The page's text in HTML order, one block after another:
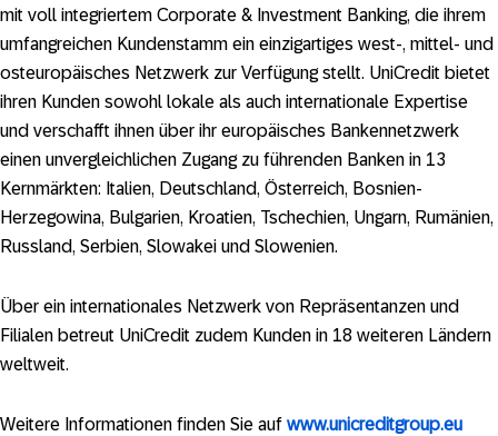
mit voll integriertem Corporate & Investment Banking, die ihrem
umfangreichen Kundenstamm ein einzigartiges west-, mittel- und
osteuropäisches Netzwerk zur Verfügung stellt. UniCredit bietet
ihren Kunden sowohl lokale als auch internationale Expertise
und verschafft ihnen über ihr europäisches Bankennetzwerk
einen unvergleichlichen Zugang zu führenden Banken in 13
Kernmärkten: Italien, Deutschland, Österreich, Bosnien-
Herzegowina, Bulgarien, Kroatien, Tschechien, Ungarn, Rumänien,
Russland, Serbien, Slowakei und Slowenien.
Über ein internationales Netzwerk von Repräsentanzen und
Filialen betreut UniCredit zudem Kunden in 18 weiteren Ländern
weltweit.
Weitere Informationen finden Sie auf www.unicreditgroup.eu